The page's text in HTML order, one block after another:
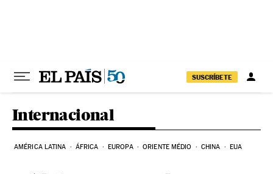
SUSCRÍBETE
Internacional
AMÉRICA LATINA ÁFRICA EUROPA ORIENTE MÉDIO CHINA EUA